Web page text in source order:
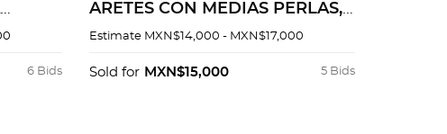
6 Bids
ARETES CON MEDIAS PERLAS,
ZAFIROS Y DIAMANTES EN
Estimate MXN$14,000 - MXN$17,000
5 Bids
Sold for MXN$15,000